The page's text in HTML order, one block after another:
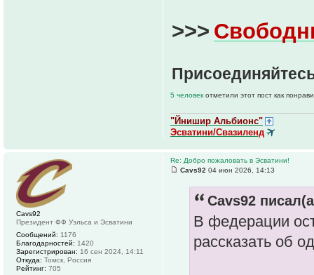
>>>
5 человек отметили этот пост как
"Йнишир Альбионс"
Эсватини/Свазиленд
Re: Добро пожаловать в Эсватини!
Cavs92 04 июн 2026, 14:13
Cavs92
В федерации
рассказать об
Cavs92
Президент ФФ Уэльса и Эсватини
Сообщений: 1176
Благодарностей: 1420
Зарегистрирован: 16 сен 2024, 14:11
Откуда: Томск, Россия
Рейтинг: 705